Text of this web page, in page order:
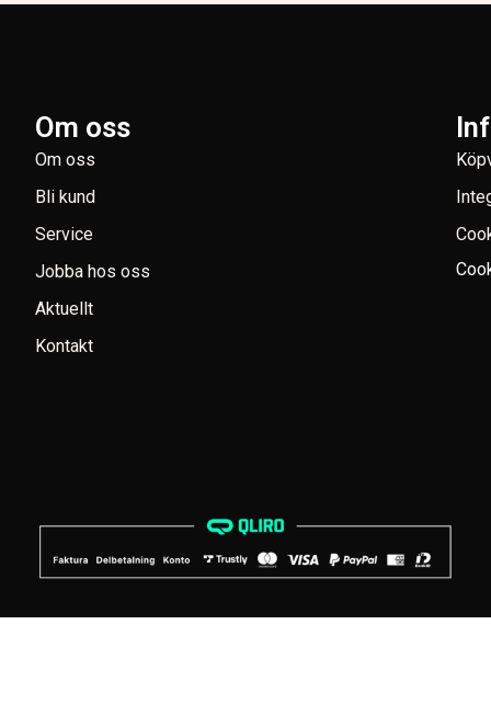
Om oss
Om oss
Bli kund
Service
Jobba hos oss
Aktuellt
Kontakt